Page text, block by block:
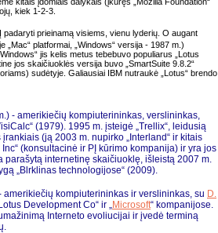
kiek 1-2-3.
padaryti prieinamą visiems, vienu lyderių. O augant
„Mac“ platformai, „Windows“ versija - 1987 m.)
jis kelis metus tebebuvo populiarus „Lotus
jos skaičiuoklės versija buvo „SmartSuite 9.8.2“
sudėtyje. Galiausiai IBM nutraukė „Lotus“ brendo
- amerikiečių kompiuterininkas, verslininkas,
(1979). 1995 m. įsteigė „Trellix“, leidusią
(ją 2003 m. nupirko „Interland“ ir kitais
(konsultacinė ir PĮ kūrimo kompanija) ir yra jos
parašytą internetinę skaičiuoklę, išleistą 2007 m.
„Blrklinas technologijose“ (2009).
amerikiečių kompiuterininkas ir verslininkas, su D.
Development Co“ ir „ Microsoft“ kompanijose.
Interneto evoliucijai ir įvedė terminą